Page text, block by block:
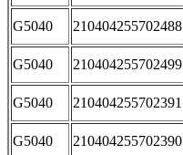
G5040 210404255702488
G5040 210404255702499
G5040 210404255702391
G5040 210404255702390